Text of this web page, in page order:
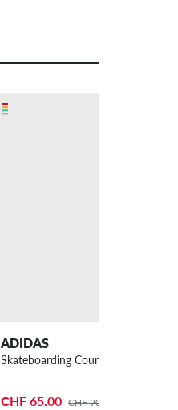
ADIDAS
Skateboarding Court TNS Premiere
CHF 65.00 CHF 90.00